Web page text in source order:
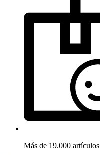
Más de 19.000 artículos